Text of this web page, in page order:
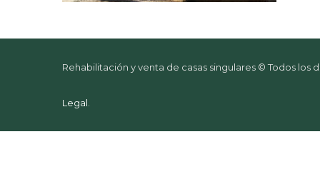
Rehabilitación y venta de casas singulares © Todos los
Legal